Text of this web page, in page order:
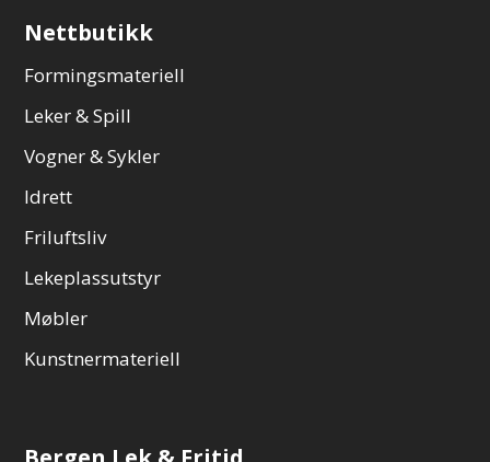
Nettbutikk
Formingsmateriell
Leker & Spill
Vogner & Sykler
Idrett
Friluftsliv
Lekeplassutstyr
Møbler
Kunstnermateriell